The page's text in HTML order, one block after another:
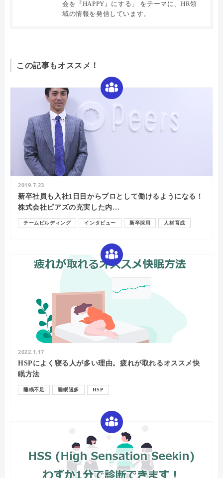
会を『HAPPY』にする」 をテーマに、HR領
域の情報を発信しています。
この記事もオススメ！
2019.7.23
新卒社員も入社1日目からプロとして働けるようになる！
株式会社ピアズの充実した内…
チームビルディング インタビュー 新卒採用 人材育成
2022.1.17
HSPによく寝る人が多い理由。疲れが取れるオススメ快
眠方法
睡眠不足 睡眠過多 HSP